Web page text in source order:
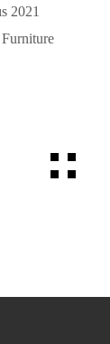
2021
Furniture